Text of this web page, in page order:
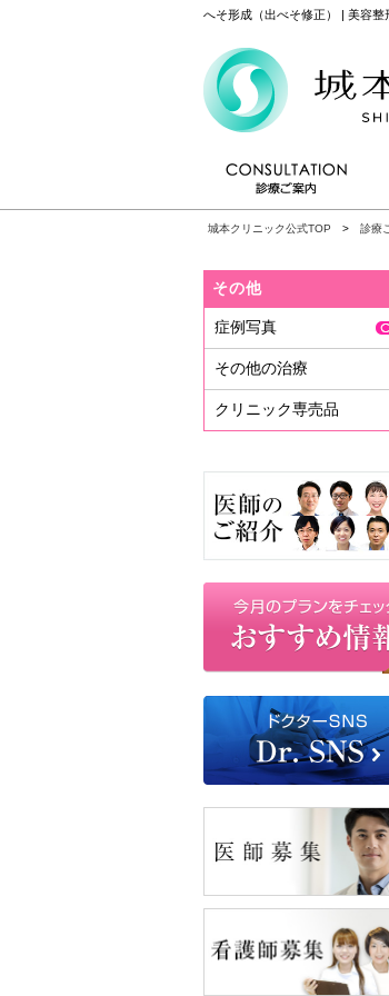
へそ形成（出べそ修正） | 美容整
城本クリニック公式TOP > 診療
その他
症例写真
その他の治療
クリニック専売品